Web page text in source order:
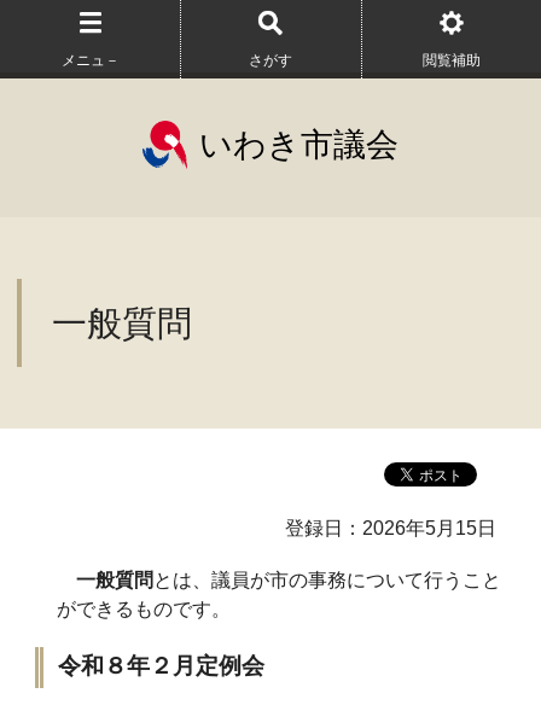
メニュ－ さがす 閲覧補助
いわき市議会
一般質問
登録日：2026年5月15日
一般質問 とは、議員が市の事務について行うこと
ができるものです。
令和８年２月定例会